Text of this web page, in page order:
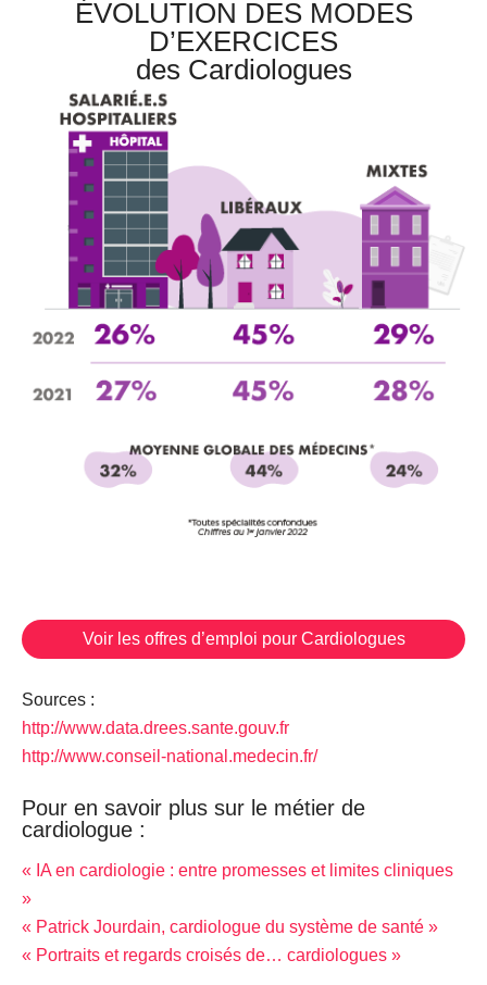
ÉVOLUTION DES MODES
D’EXERCICES
des Cardiologues
Voir les offres d’emploi pour Cardiologues
Sources :
http://www.data.drees.sante.gouv.fr
http://www.conseil-national.medecin.fr/
Pour en savoir plus sur le métier de
cardiologue :
« IA en cardiologie : entre promesses et limites cliniques
»
« Patrick Jourdain, cardiologue du système de santé »
« Portraits et regards croisés de… cardiologues »